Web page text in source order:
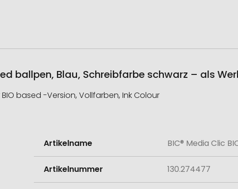
ballpen, Blau, Schreibfarbe schwarz – als
based -Version, Vollfarben, Ink Colour
Informationen
Artikelname BIC® Media Clic
Artikelnummer 130.274477